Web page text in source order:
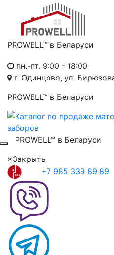
PROWELL™ в Беларуси
пн.-пт. 9:00 - 18:00
г. Одинцово, ул.
PROWELL™ в Беларуси
PROWELL™ в Беларуси
×Закрыть
+7 985 339 89 89